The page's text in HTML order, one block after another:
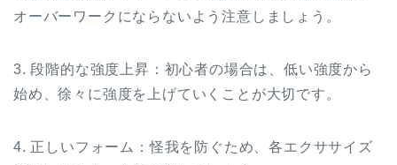
オーバーワークにならないよう注意しましょう。
3. 段階的な強度上昇：初心者の場合は、低い強度から
始め、徐々に強度を上げていくことが大切です。
4. 正しいフォーム：怪我を防ぐため、各エクササイズ